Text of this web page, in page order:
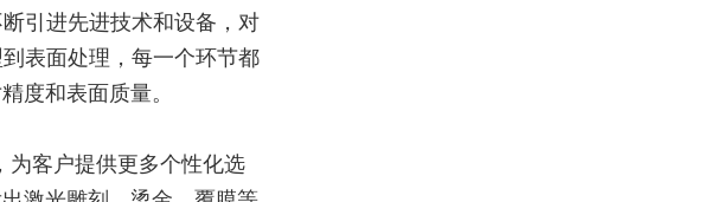
引进先进技术和设备，对
表面处理，每一个环节都
度和表面质量。
为客户提供更多个性化选